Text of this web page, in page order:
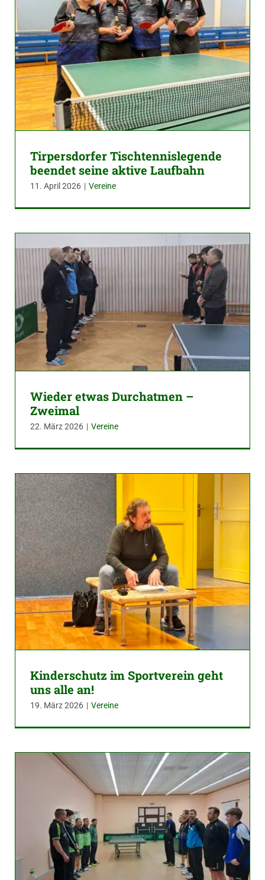
Tirpersdorfer Tischtennislegende
beendet seine aktive Laufbahn
11. April 2026 | Vereine
Wieder etwas Durchatmen –
Zweimal
22. März 2026 | Vereine
Kinderschutz im Sportverein geht
uns alle an!
19. März 2026 | Vereine